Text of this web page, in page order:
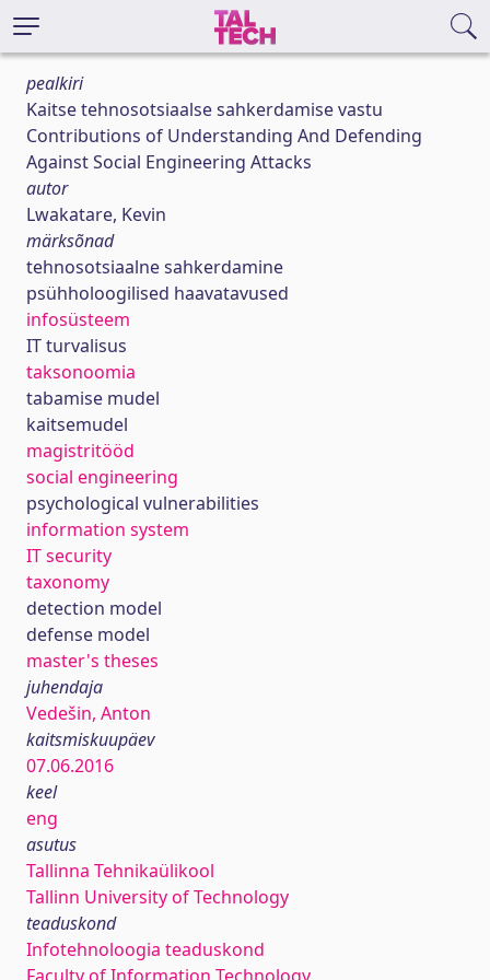
pealkiri
Kaitse tehnosotsiaalse sahkerdamise vastu
Contributions of Understanding And Defending
Against Social Engineering Attacks
autor
Lwakatare, Kevin
märksõnad
tehnosotsiaalne sahkerdamine
psühholoogilised haavatavused
infosüsteem
IT turvalisus
taksonoomia
tabamise mudel
kaitsemudel
magistritööd
social engineering
psychological vulnerabilities
information system
IT security
taxonomy
detection model
defense model
master's theses
juhendaja
Vedešin, Anton
kaitsmiskuupäev
07.06.2016
keel
eng
asutus
Tallinna Tehnikaülikool
Tallinn University of Technology
teaduskond
Infotehnoloogia teaduskond